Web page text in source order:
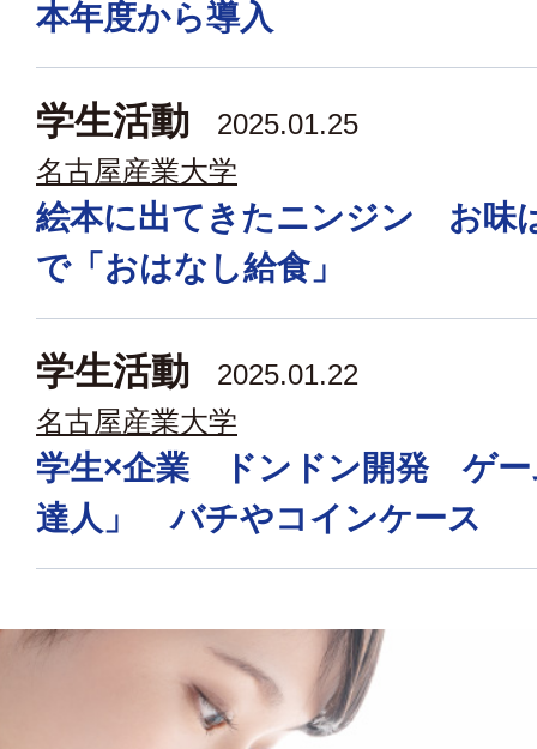
本年度から導入
学生活動
2025.01.25
名古屋産業大学
絵本に出てきたニンジン お味
で「おはなし給食」
学生活動
2025.01.22
名古屋産業大学
学生×企業 ドンドン開発 ゲー
達人」 バチやコインケース